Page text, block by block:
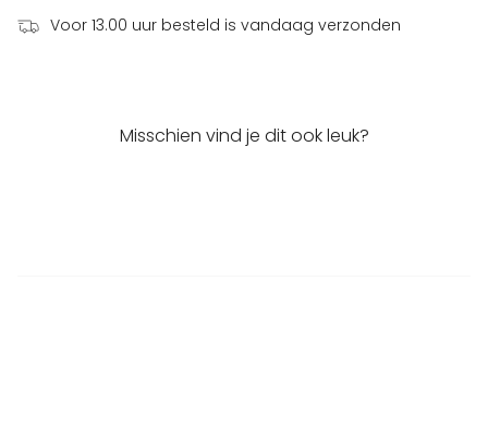
Voor 13.00 uur besteld is vandaag verzonden
Misschien vind je dit ook leuk?